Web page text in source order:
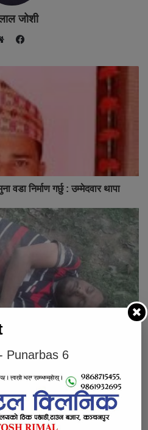
जोशी
e
b
i
t
c
b
o
निर्माण गर्छु : उम्मेदवार थापा
एक भारतीय नागरिक मृत फेला
Punarbas 6